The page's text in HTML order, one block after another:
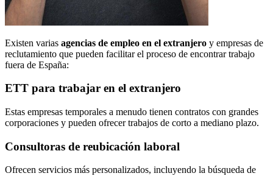
Existen varias agencias de empleo en el extranjero y empresas de
reclutamiento que pueden facilitar el proceso de encontrar trabajo
fuera de España:
ETT para trabajar en el extranjero
Estas empresas temporales a menudo tienen contratos con grandes
corporaciones y pueden ofrecer trabajos de corto a mediano plazo.
Consultoras de reubicación laboral
Ofrecen servicios más personalizados, incluyendo la búsqueda de